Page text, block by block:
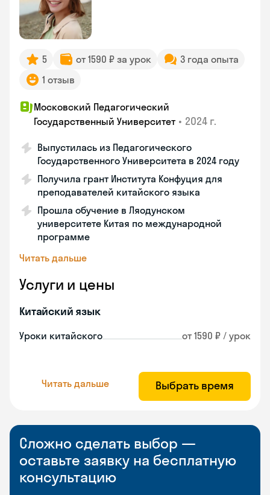
5 от 1590 ₽ за урок
3 года опыта
1 отзыв
Московский Педагогический
Государственный Университет • 2024 г.
Выпустилась из Педагогического
Государственного Университета в 2024 году
Получила грант Института Конфуция для
преподавателей китайского языка
Прошла обучение в Ляодунском
университете Китая по международной
программе
Читать дальше
Услуги и цены
Китайский язык
Уроки китайского от 1590 ₽ / урок
Читать дальше Выбрать время
Сложно сделать выбор —
оставьте заявку на бесплатную
консультацию